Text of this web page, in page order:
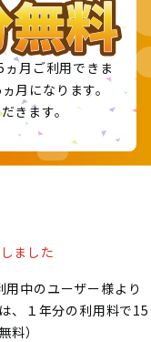
月ご利用できま
月になります。
きます。
ました
中のユーザー様より
、１年分の利用料で15
料）